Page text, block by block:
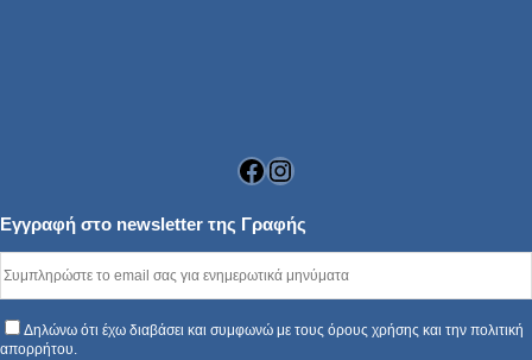
Facebook
Instagram
Εγγραφή στο newsletter της Γραφής
Δηλώνω ότι έχω διαβάσει και συμφωνώ με τους όρους χρήσης και την πολιτική
απορρήτου.